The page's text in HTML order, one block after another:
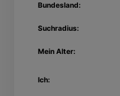
Bundesland:
Suchradius:
Mein Alter:
Ich: